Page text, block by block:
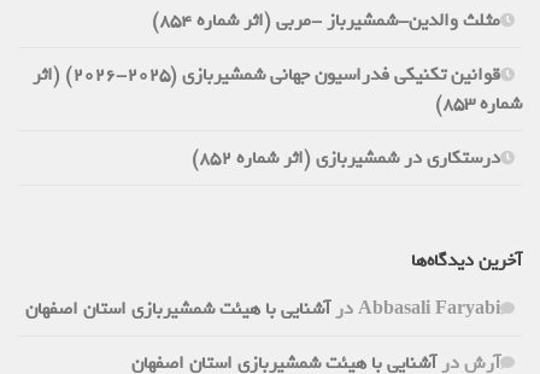
مثلث والدین-شمشیرباز -مربی (اثر شماره 854)
قوانین تکنیکی فدراسیون جهانی شمشیربازی (2025-2026) (اثر
شماره 853)
درستکاری در شمشیربازی (اثر شماره 852)
آخرین دیدگاه‌ها
Abbasali Faryabiدرآشنایی با هیئت شمشیربازی استان اصفهان
آرشدرآشنایی با هیئت شمشیربازی استان اصفهان